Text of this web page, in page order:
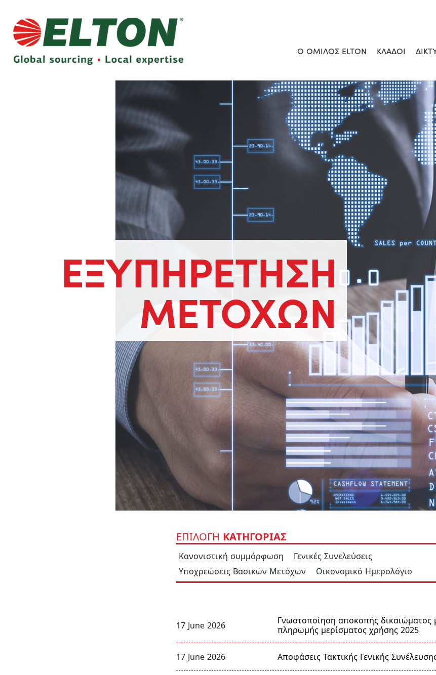
Ο ΟΜΙΛΟΣ ELTON ΚΛΑΔΟΙ
ΕΞΥΠΗΡΕΤΗΣΗ
ΜΕΤΟΧΩΝ
ΕΠΙΛΟΓΗ ΚΑΤΗΓΟΡΙΑΣ
Κανονιστική συμμόρφωση
Γενικές Συνελεύσεις
Υποχρεώσεις Βασικών Μετόχων
Οικονομικό Ημερολόγιο
17 June 2026
Γνωστοποίηση αποκοπής δικαιώματος
πληρωμής μερίσματος χρήσης 2025
17 June 2026 Αποφάσεις Τακτικής Γενικής